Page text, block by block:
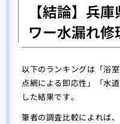
【結論】兵
ワー水漏れ
以下のランキングは「浴
点網による即応性」「水
した結果です。
筆者の調査比較によれば